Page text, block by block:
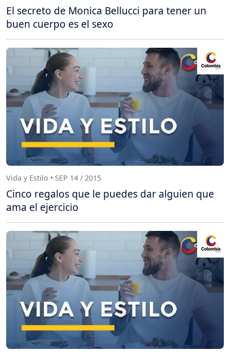
El secreto de Monica Bellucci para tener un
buen cuerpo es el sexo
Vida y Estilo • SEP 14 / 2015
Cinco regalos que le puedes dar alguien que
ama el ejercicio